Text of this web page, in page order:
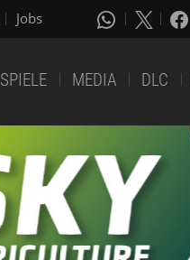
Jobs
SPIELE MEDIA DLC